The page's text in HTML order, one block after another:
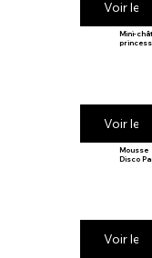
Voir le
Mini-
Voir le
Mousse
Disco
Voir le